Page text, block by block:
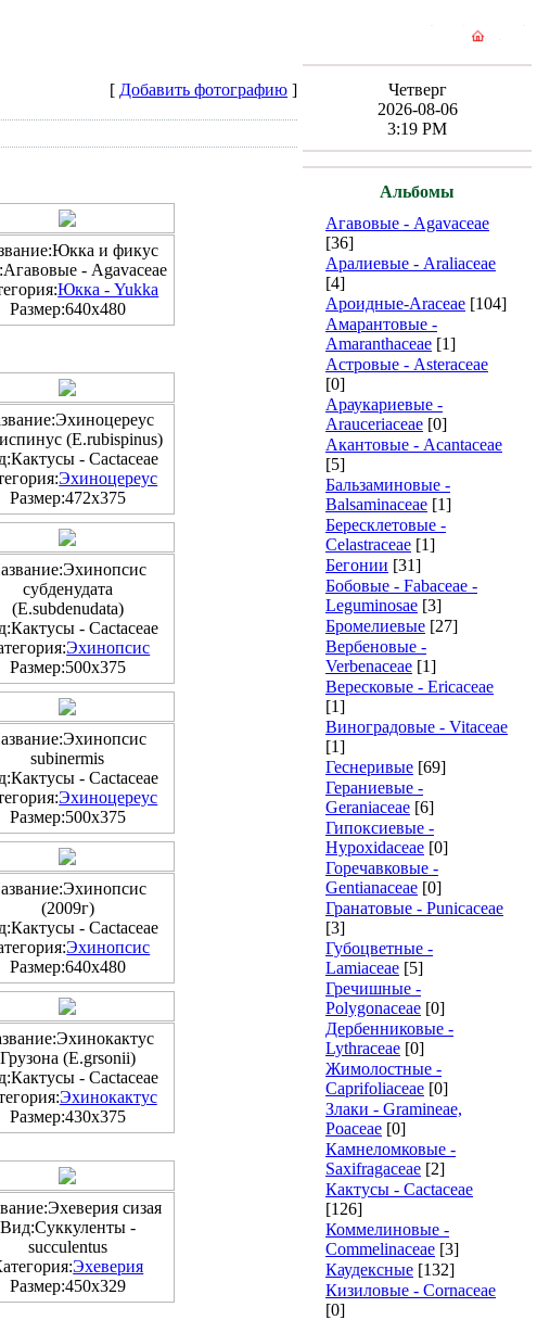
[ Добавить фотографию ]
и фикус
- Agavaceae
Юкка - Yukka
Размер:640x480
(E.rubispinus)
- Cactaceae
Эхиноцереус
Размер:472x375
субденудата
(E.subdenudata)
- Cactaceae
Эхинопсис
Размер:500x375
subinermis
- Cactaceae
Эхиноцереус
Размер:500x375
(2009г)
- Cactaceae
Эхинопсис
Размер:640x480
Грузона (E.grsonii)
- Cactaceae
Эхинокактус
Размер:430x375
сизая
Вид:Суккуленты -
succulentus
Эхеверия
Размер:450x329
Четверг
2026-08-06
3:19 PM
Альбомы
Агавовые - Agavaceae
[36]
Аралиевые - Araliaceae
[4]
Ароидные-Araceae [104]
Амарантовые -
Amaranthaceae [1]
Астровые - Asteraceae
[0]
Араукариевые -
Arauceriaceae [0]
Акантовые - Acantaceae
[5]
Бальзаминовые -
Balsaminaceae [1]
Бересклетовые -
Celastraceae [1]
Бегонии [31]
Бобовые - Fabaceae -
Leguminosae [3]
Бромелиевые [27]
Вербеновые -
Verbenaceae [1]
Вересковые - Ericaceae
[1]
Виноградовые - Vitaceae
[1]
Геснеривые [69]
Гераниевые -
Geraniaceae [6]
Гипоксиевые -
Hypoxidaceae [0]
Горечавковые -
Gentianaceae [0]
Гранатовые - Punicaceae
[3]
Губоцветные -
Lamiaceae [5]
Гречишные -
Polygonaceae [0]
Дербенниковые -
Lythraceae [0]
Жимолостные -
Caprifoliaceae [0]
Злаки - Gramineae,
Poaceae [0]
Камнеломковые -
Saxifragaceae [2]
Кактусы - Cactaceae
[126]
Коммелиновые -
Commelinaceae [3]
Каудексные [132]
Кизиловые - Cornaceae
[0]